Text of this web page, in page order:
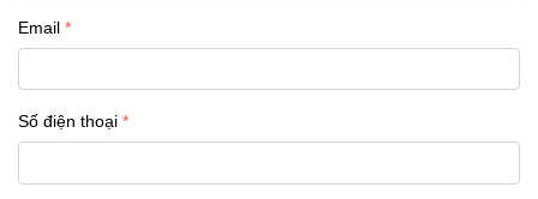
Email
Số điện thoại